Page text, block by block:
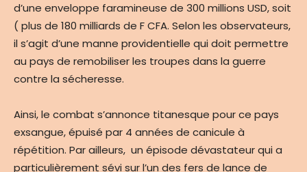
d’une enveloppe faramineuse de 300 millions USD, soit
( plus de 180 milliards de F CFA. Selon les observateurs,
il s’agit d’une manne providentielle qui doit permettre
au pays de remobiliser les troupes dans la guerre
contre la sécheresse.
Ainsi, le combat s’annonce titanesque pour ce pays
exsangue, épuisé par 4 années de canicule à
répétition. Par ailleurs, un épisode dévastateur qui a
particulièrement sévi sur l’un des fers de lance de